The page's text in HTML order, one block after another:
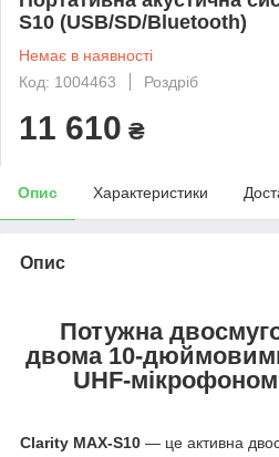
S10 (USB/SD/Bluetooth)
Немає в наявності
Код: 1004463
Роздріб
11 610 ₴
Опис Характеристики
Опис
Потужна
двома 10-
UHF-мікрофоном
Clarity MAX-S10 — це активна